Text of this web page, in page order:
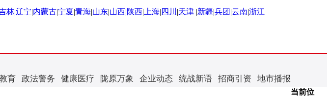
林|辽宁|内蒙古|宁夏|青海|山东|山西|陕西| 上海| 四川 |天津 |新疆|兵团 |云南|浙江
育 政法警务 健康医疗 陇原万象 企业动态 统战新语 招商引资 地市播报
当前位